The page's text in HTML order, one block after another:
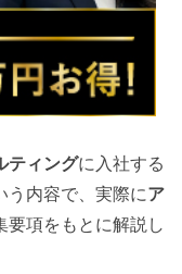
ティングに入社する
う内容で、実際にア
要項をもとに解説し